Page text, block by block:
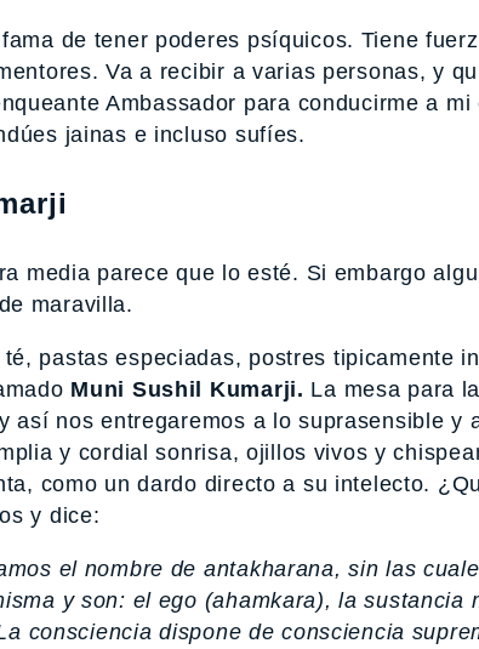
de tener poderes psíquicos. Tiene
Va a recibir a varias personas, y
Ambassador para conducirme a mi
jainas e incluso sufíes.
media parece que lo esté. Si embargo
maravilla.
pastas especiadas, postres tipicamente
Muni Sushil Kumarji. La mesa para
así nos entregaremos a lo suprasensible y
y cordial sonrisa, ojillos vivos y
como un dardo directo a su intelecto.
y dice:
el nombre de antakharana, sin las
y son: el ego (ahamkara), la sustancia
consciencia dispone de consciencia